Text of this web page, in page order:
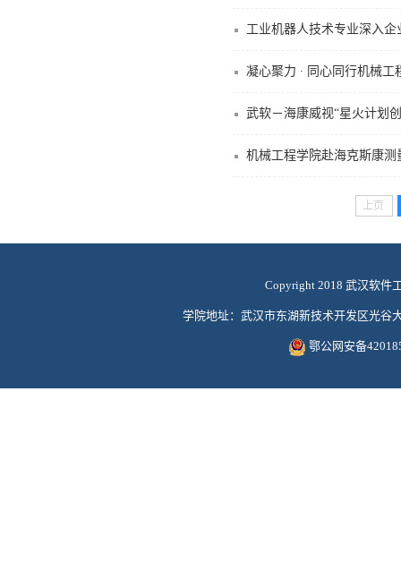
工业机器人技术专业深入
凝心聚力 · 同心同行机械
武软－海康威视“星火计划
机械工程学院赴海克斯康
上页
Copyright 2018 武汉软件
学院地址：武汉市东湖新技术开发区光
鄂公网安备